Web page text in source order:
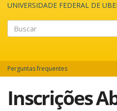
UNIVERSIDADE FEDERAL DE
Perguntas frequentes
Inscrições